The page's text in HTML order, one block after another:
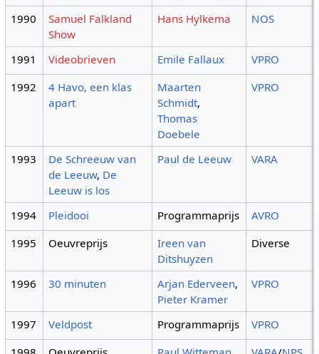
1990
Samuel Falkland
Show
Hans Hylkema NOS
1991 Videobrieven Emile Fallaux
VPRO
1992
4 Havo, een klas
apart
Maarten
Schmidt,
Thomas
Doebele
VPRO
1993
De Schreeuw van
de Leeuw, De
Leeuw is los
Paul de Leeuw VARA
1994 Pleidooi Programmaprijs
AVRO
1995
Oeuvreprijs
Ireen van
Ditshuyzen
Diverse
1996 30 minuten Arjan Ederveen,
Pieter Kramer
VPRO
1997 Veldpost Programmaprijs
VPRO